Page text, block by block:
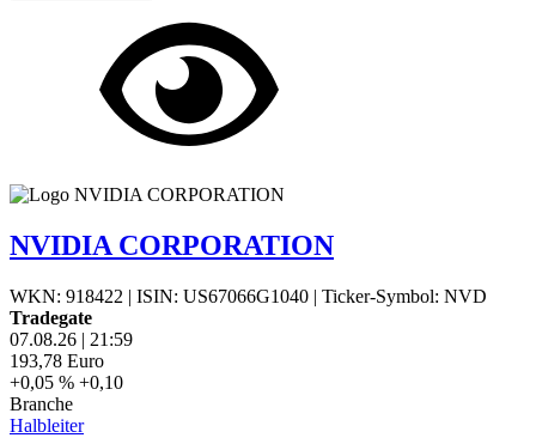
NVIDIA CORPORATION
WKN: 918422 | ISIN: US67066G1040 | Ticker-Symbol: NVD
Tradegate
07.08.26 | 21:59
193,78 Euro
+0,05 % +0,10
Branche
Halbleiter